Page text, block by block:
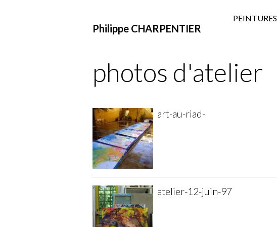
Philippe CHARPENTIER
PEINTURES
photos d'atelier
art-au-riad-
atelier-12-juin-97